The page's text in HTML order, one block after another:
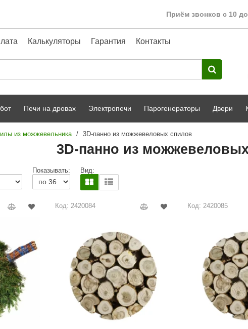
Приём звонков с 10
Калькуляторы Гарантия Контакты
A-Panel
Банные штучки
CeruttiSpa
Suokka
Русский дух
Карельские легенды
Печи на дровах Электропечи Парогенераторы Двери
из можжевельника / 3D-панно из можжевеловых спилов
3D-панно из
Показывать: Вид:
Код: 2420084 Код: 2420085